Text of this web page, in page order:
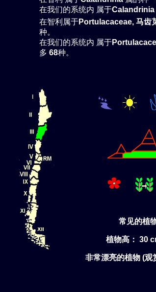
在我们的系统内 属于Calandrinia
在智利属于Portulacaceae, 马齿
种。
在我们的系统内 属于
多 68种。
常见的植
植物高： 30
非常漂亮的植物 (观